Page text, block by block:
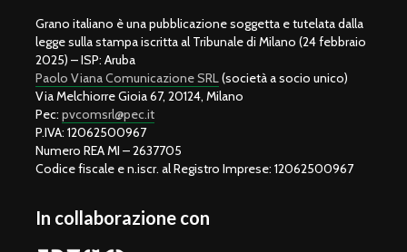
Grano italiano è una pubblicazione soggetta e tutelata dalla
legge sulla stampa iscritta al Tribunale di Milano (24 febbraio
2025) – ISP: Aruba
Paolo Viana Comunicazione SRL(società a socio unico)
Via Melchiorre Gioia 67, 20124, Milano
Pec: pvcomsrl@pec.it
P.IVA: 12062500967
Numero REA MI – 2637705
Codice fiscale e n.iscr. al Registro Imprese: 12062500967
In collaborazione con